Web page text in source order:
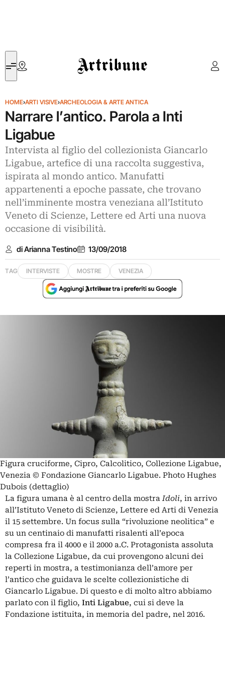
Artribune
HOME›ARTI VISIVE›ARCHEOLOGIA & ARTE ANTICA
Narrare l’antico. Parola a Inti
Ligabue
Intervista al figlio del collezionista Giancarlo
Ligabue, artefice di una raccolta suggestiva,
ispirata al mondo antico. Manufatti
appartenenti a epoche passate, che trovano
nell’imminente mostra veneziana all’Istituto
Veneto di Scienze, Lettere ed Arti una nuova
occasione di visibilità.
di Arianna Testino 13/09/2018
TAG INTERVISTE MOSTRE VENEZIA
Figura cruciforme, Cipro, Calcolitico, Collezione Ligabue,
Venezia © Fondazione Giancarlo Ligabue. Photo Hughes
Dubois (dettaglio)
La figura umana è al centro della mostraIdoli, in arrivo
all’Istituto Veneto di Scienze, Lettere ed Arti di Venezia
il 15 settembre. Un focus sulla “rivoluzione neolitica” e
su un centinaio di manufatti risalenti all’epoca
compresa fra il 4000 e il 2000 a.C. Protagonista assoluta
la Collezione Ligabue, da cui provengono alcuni dei
reperti in mostra, a testimonianza dell’amore per
l’antico che guidava le scelte collezionistiche di
Giancarlo Ligabue. Di questo e di molto altro abbiamo
parlato con il figlio, Inti Ligabue, cui si deve la
Fondazione istituita, in memoria del padre, nel 2016.